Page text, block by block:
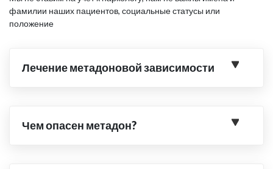
фамилии наших пациентов, социальные статусы или
положение
Лечение метадоновой зависимости
Чем опасен метадон?